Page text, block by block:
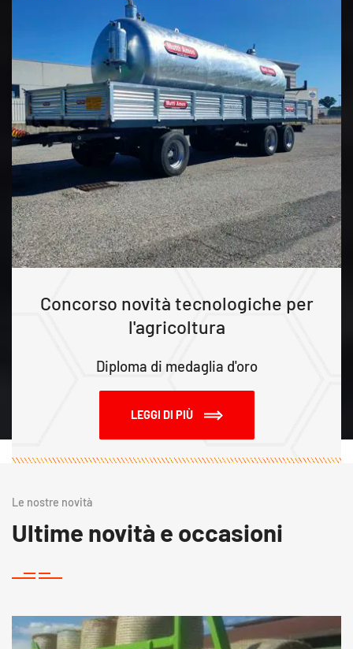
Concorso novità tecnologiche per
l'agricoltura
Diploma di medaglia d'oro
LEGGI DI PIÙ
Le nostre novità
Ultime novità e occasioni